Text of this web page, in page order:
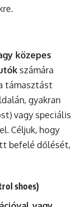
közepes
számára
támasztást
gyakran
vagy speciális
Céljuk, hogy
befelé dőlését,
shoes)